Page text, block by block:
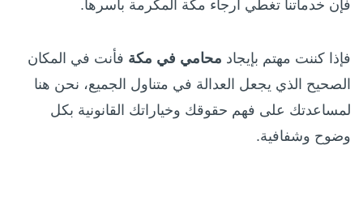
فإن خدماتنا تغطي أرجاء مكة المكرمة بأسرها.
فإذا كننت مهتم بإيجاد محامي في مكة فأنت في المكان
الصحيح الذي يجعل العدالة في متناول الجميع، نحن هنا
لمساعدتك على فهم حقوقك وخياراتك القانونية بكل
وضوح وشفافية.